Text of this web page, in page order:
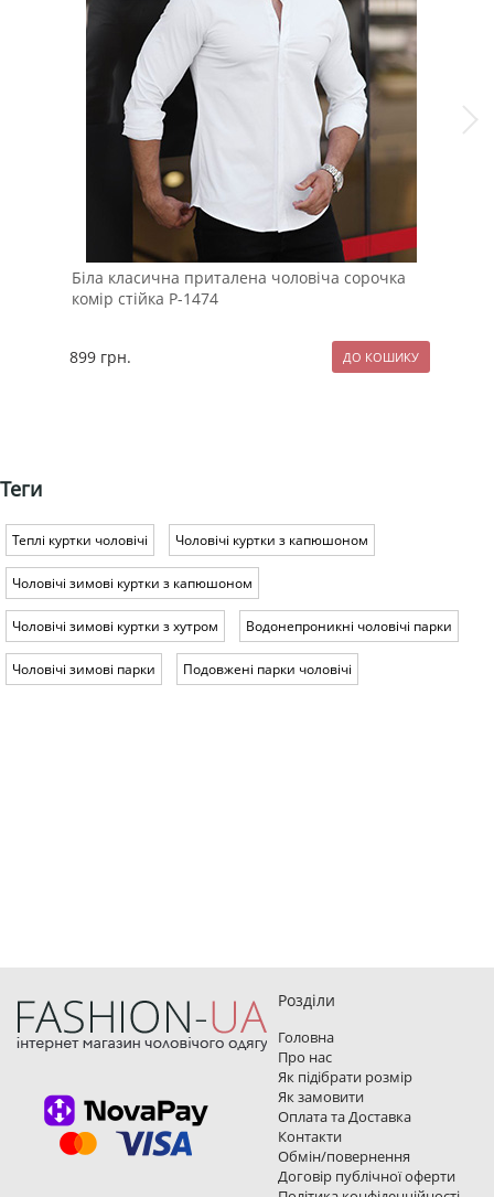
Біла класична приталена чоловіча сорочка
комір стійка Р-1474
899 грн.
Теги
Теплі куртки чоловічі Чоловічі куртки з капюшоном
Чоловічі зимові куртки з капюшоном
Чоловічі зимові куртки з хутром Водонепроникні чоловічі парки
Чоловічі зимові парки Подовжені парки чоловічі
Розділи
Головна
Про нас
Як підібрати розмір
Як замовити
Оплата та Доставка
Контакти
Обмін/повернення
Договір публічної оферти